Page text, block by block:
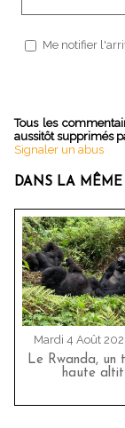
Me notifier
Tous les
aussitôt supprimés
Signaler un abus
DANS LA MÊME
Mardi 4 Août
Le Rwanda, un
haute